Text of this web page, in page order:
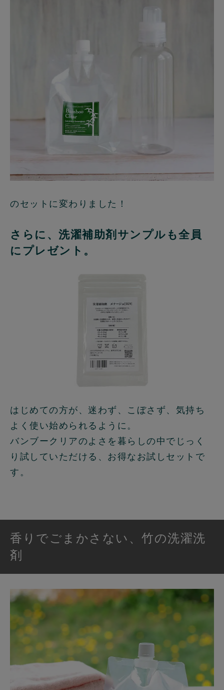
のセットに変わりました！
さらに、洗濯補助剤サンプルも全員
にプレゼント。
はじめての方が、迷わず、こぼさず、気持ち
よく使い始められるように。
バンブークリアのよさを暮らしの中でじっく
り試していただける、お得なお試しセットで
す。
香りでごまかさない、竹の洗濯洗
剤